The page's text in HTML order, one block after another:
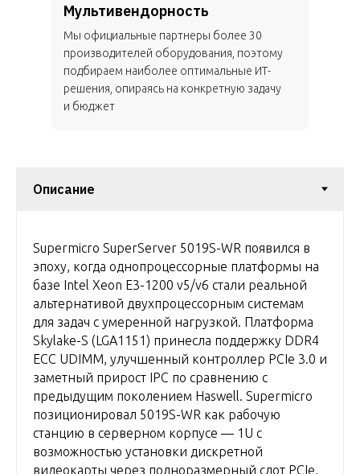
Мультивендорность
Мы официальные партнеры более 30
производителей оборудования, поэтому
подбираем наиболее оптимальные ИТ-
решения, опираясь на конкретную задачу
и бюджет
Supermicro SuperServer 5019S-WR появился в
эпоху, когда однопроцессорные платформы на
базе Intel Xeon E3-1200 v5/v6 стали реальной
альтернативой двухпроцессорным системам
для задач с умеренной нагрузкой. Платформа
Skylake-S (LGA1151) принесла поддержку DDR4
ECC UDIMM, улучшенный контроллер PCIe 3.0 и
заметный прирост IPC по сравнению с
предыдущим поколением Haswell. Supermicro
позиционировал 5019S-WR как рабочую
станцию в серверном корпусе — 1U с
возможностью установки дискретной
видеокарты через полноразмерный слот PCIe,